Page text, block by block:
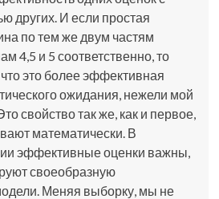
других. И если простая
по тем же двум частям
4,5 и 5 соответственно, то
это более эффективная
ожидания, нежели мой
свойство так же, как и первое,
математически. В
эффективные оценки важны,
своеобразную
Меняя выборку, мы не